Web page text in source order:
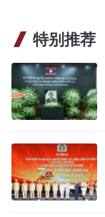
特别推荐